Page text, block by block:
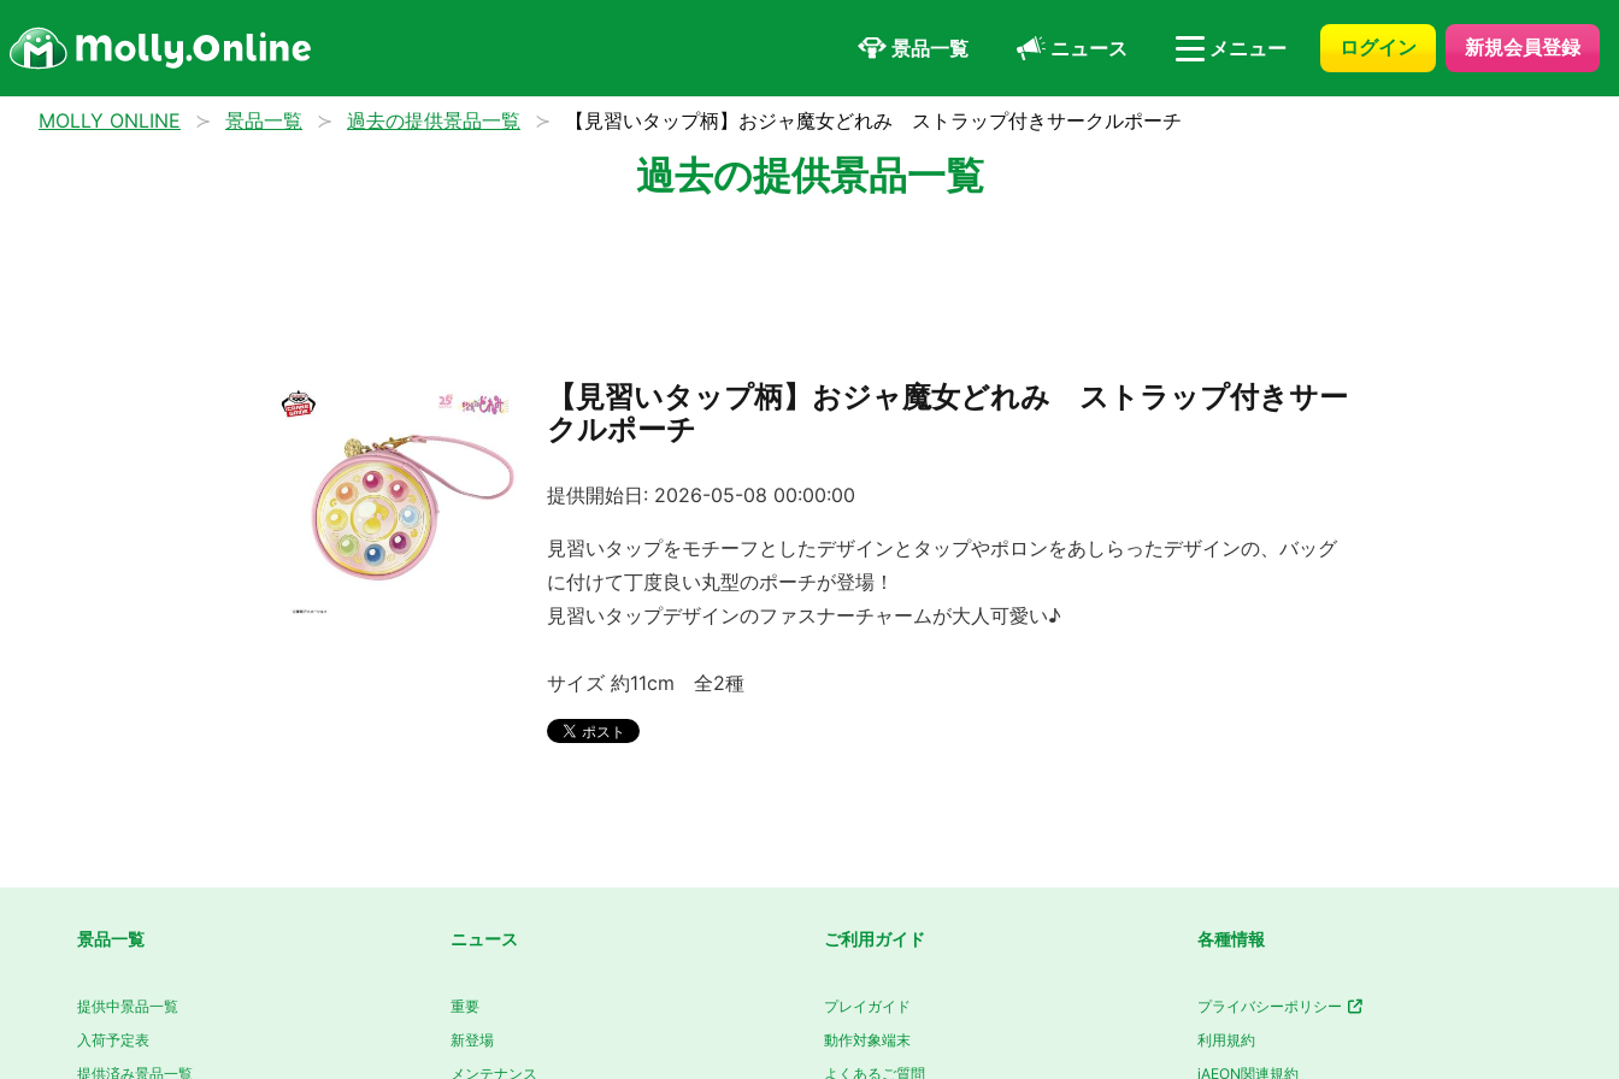
景品一覧 ニュース メニュー ログイン 新規会員登録
MOLLY ONLINE 景品一覧 過去の提供景品一覧 【見習いタップ柄】おジャ魔女どれみ ストラップ付きサークルポーチ
過去の提供景品一覧
【見習いタップ柄】おジャ魔女どれみ ストラップ付きサー
クルポーチ
提供開始日: 2026-05-08 00:00:00
見習いタップをモチーフとしたデザインとタップやポロンをあしらったデザインの、バッグ
に付けて丁度良い丸型のポーチが登場！
見習いタップデザインのファスナーチャームが大人可愛い♪
サイズ 約11cm 全2種
景品一覧
提供中景品一覧
入荷予定表
提供済み景品一覧
ニュース
重要
新登場
メンテナンス
ご利用ガイド
プレイガイド
動作対象端末
よくあるご質問
各種情報
プライバシーポリシー
利用規約
iAEON関連規約